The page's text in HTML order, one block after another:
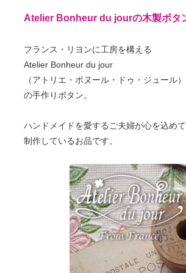
Atelier Bonheur du jourの木製ボタ
フランス・リヨンに工房を構える
Atelier Bonheur du jour
（アトリエ・ボヌール・ドゥ・ジュール）
の手作りボタン。
ハンドメイドを愛するご夫婦が心を込めて
制作しているお品です。